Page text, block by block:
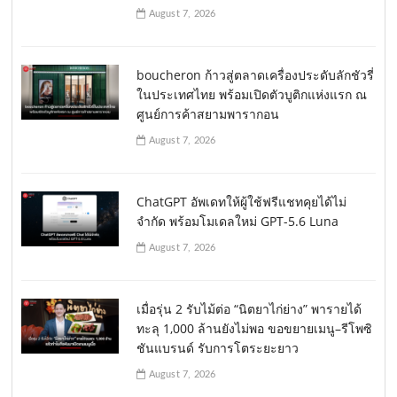
August 7, 2026
boucheron ก้าวสู่ตลาดเครื่องประดับลักชัวรี่
ในประเทศไทย พร้อมเปิดตัวบูติกแห่งแรก ณ
ศูนย์การค้าสยามพารากอน
August 7, 2026
ChatGPT อัพเดทให้ผู้ใช้ฟรีแชทคุยได้ไม่
จำกัด พร้อมโมเดลใหม่ GPT-5.6 Luna
August 7, 2026
เมื่อรุ่น 2 รับไม้ต่อ “นิตยาไก่ย่าง” พารายได้
ทะลุ 1,000 ล้านยังไม่พอ ขอขยายเมนู–รีโพซิ
ชันแบรนด์ รับการโตระยะยาว
August 7, 2026